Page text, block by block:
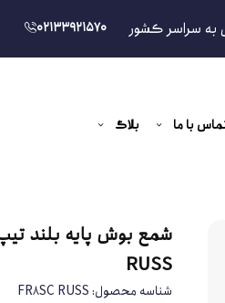
سراسر کشور 02133921570
با ما بلاگ
RUSS
شناسه محصول:FR8SC RUSS